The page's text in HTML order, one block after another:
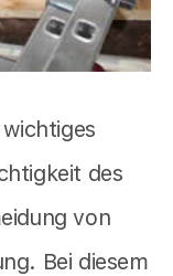
des
von
Bei diesem